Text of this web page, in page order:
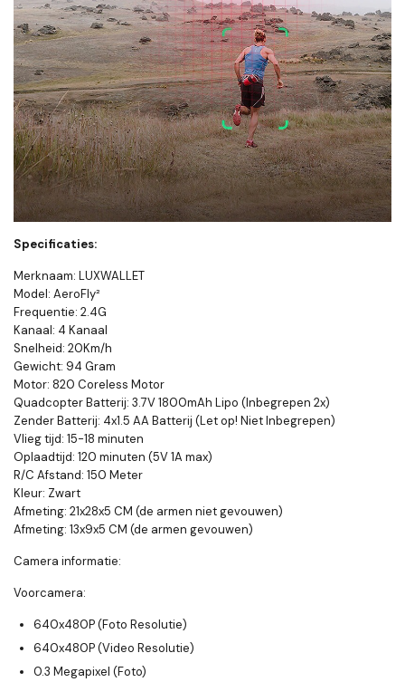
Specificaties:
Merknaam: LUXWALLET
Model: AeroFly²
Frequentie: 2.4G
Kanaal: 4 Kanaal
Snelheid: 20Km/h
Gewicht: 94 Gram
Motor: 820 Coreless Motor
Quadcopter Batterij: 3.7V 1800mAh Lipo (Inbegrepen 2x)
Zender Batterij: 4x1.5 AA Batterij (Let op! Niet Inbegrepen)
Vlieg tijd: 15-18 minuten
Oplaadtijd: 120 minuten (5V 1A max)
R/C Afstand: 150 Meter
Kleur: Zwart
Afmeting: 21x28x5 CM (de armen niet gevouwen)
Afmeting: 13x9x5 CM (de armen gevouwen)
Camera informatie:
Voorcamera:
640x480P (Foto Resolutie)
640x480P (Video Resolutie)
0.3 Megapixel (Foto)